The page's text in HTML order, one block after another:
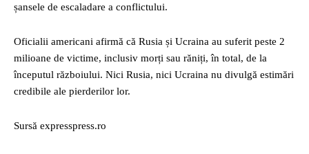
șansele de escaladare a conflictului.
Oficialii americani afirmă că Rusia și Ucraina au suferit peste 2
milioane de victime, inclusiv morți sau răniți, în total, de la
începutul războiului. Nici Rusia, nici Ucraina nu divulgă estimări
credibile ale pierderilor lor.
Sursă expresspress.ro